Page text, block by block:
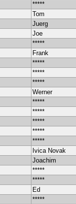
*****
Tom
Juerg
Joe
*****
Frank
*****
*****
*****
Werner
*****
*****
*****
*****
*****
Ivica Novak
Joachim
*****
*****
Ed
*****